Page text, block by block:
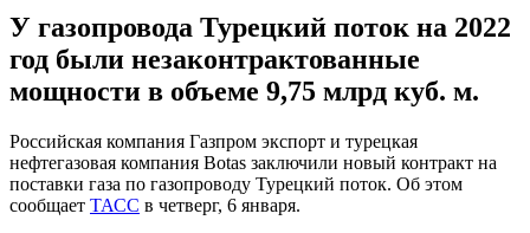
У газопровода Турецкий поток на 2022
год были незаконтрактованные
мощности в объеме 9,75 млрд куб. м.
Российская компания Газпром экспорт и турецкая
нефтегазовая компания Botas заключили новый контракт на
поставки газа по газопроводу Турецкий поток. Об этом
сообщает ТАСС в четверг, 6 января.